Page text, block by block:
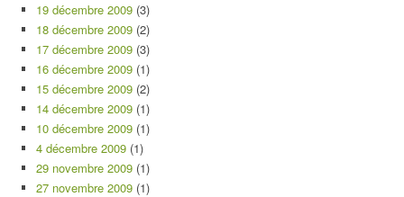
19 décembre 2009 (3)
18 décembre 2009 (2)
17 décembre 2009 (3)
16 décembre 2009 (1)
15 décembre 2009 (2)
14 décembre 2009 (1)
10 décembre 2009 (1)
4 décembre 2009 (1)
29 novembre 2009 (1)
27 novembre 2009 (1)